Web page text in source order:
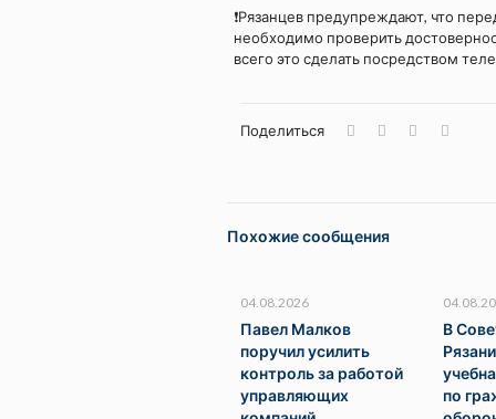
❗Рязанцев предупреждают, что
необходимо проверить
всего это сделать посредством
Поделиться
Похожие сообщения
04.08.2026
Павел Малков
поручил усилить
контроль за работой
управляющих
В
по